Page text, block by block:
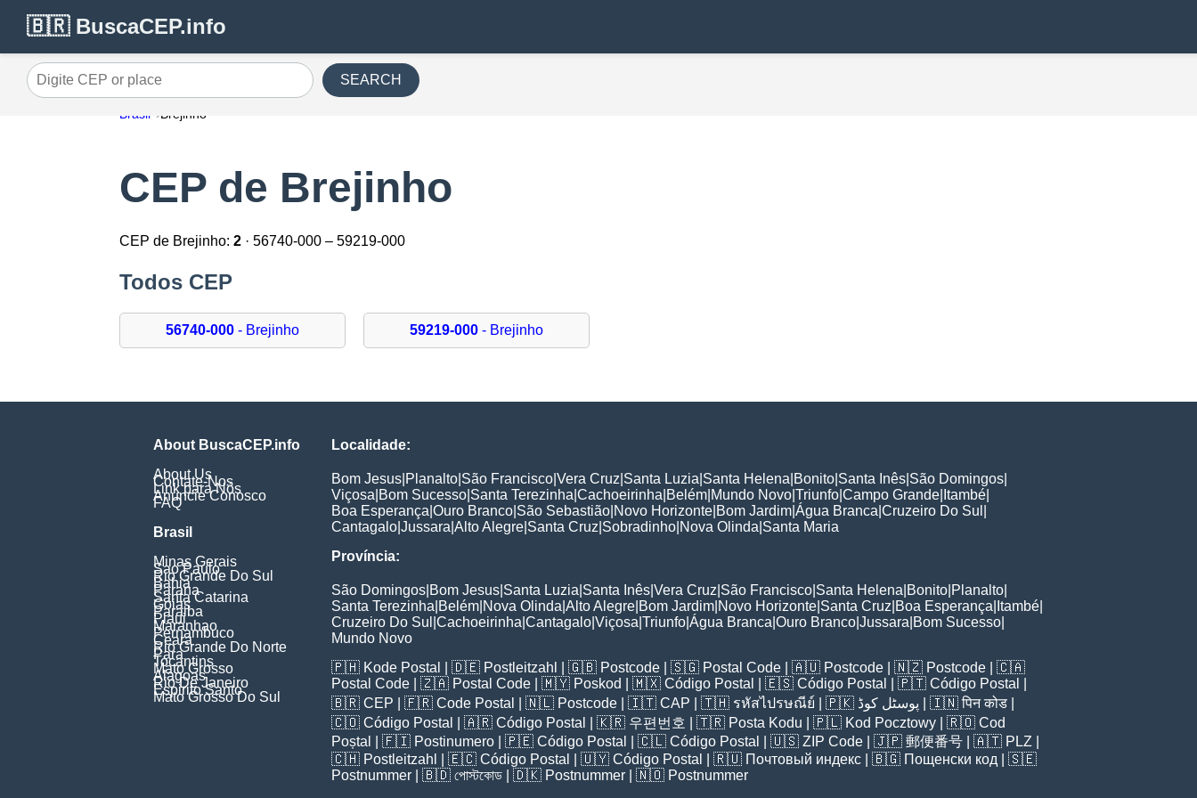
🇧🇷 BuscaCEP.info
Digite CEP or place SEARCH
Brasil Brejinho
CEP de Brejinho
CEP de Brejinho:2 · 56740-000 – 59219-000
Todos CEP
56740-000 - Brejinho 59219-000 - Brejinho
About BuscaCEP.info
About Us
Contate-Nos
Link para Nós
Anuncie Conosco
FAQ
Brasil
Minas Gerais
Sao Paulo
Rio Grande Do Sul
Bahia
Parana
Santa Catarina
Goias
Paraiba
Piaui
Maranhao
Pernambuco
Ceara
Rio Grande Do Norte
Para
Tocantins
Mato Grosso
Alagoas
Rio De Janeiro
Espirito Santo
Mato Grosso Do Sul
Localidade:
Bom Jesus Planalto São Francisco Vera Cruz Santa Luzia Santa Helena Bonito Santa Inês São Domingos
Viçosa Bom Sucesso Santa Terezinha Cachoeirinha Belém Mundo Novo Triunfo Campo Grande Itambé
Boa Esperança Ouro Branco São Sebastião Novo Horizonte Bom Jardim Água Branca Cruzeiro Do Sul
Cantagalo Jussara Alto Alegre Santa Cruz Sobradinho Nova Olinda Santa Maria
Província:
São Domingos Bom Jesus Santa Luzia Santa Inês Vera Cruz São Francisco Santa Helena Bonito Planalto
Santa Terezinha Belém Nova Olinda Alto Alegre Bom Jardim Novo Horizonte Santa Cruz Boa Esperança Itambé
Cruzeiro Do Sul Cachoeirinha Cantagalo Viçosa Triunfo Água Branca Ouro Branco Jussara Bom Sucesso
Mundo Novo
🇵🇭 Kode Postal | 🇩🇪 Postleitzahl | 🇬🇧 Postcode | 🇸🇬 Postal Code | 🇦🇺 Postcode | 🇳🇿 Postcode | 🇨🇦
Postal Code | 🇿🇦 Postal Code | 🇲🇾 Poskod | 🇲🇽 Código Postal | 🇪🇸 Código Postal | 🇵🇹 Código Postal
🇧🇷 CEP | 🇫🇷 Code Postal | 🇳🇱 Postcode | 🇮🇹 CAP | 🇹🇭 รหัสไปรษณีย์ | 🇵🇰 پوسٹل کوڈ | 🇮🇳पिन कोड
🇨🇴 Código Postal | 🇦🇷 Código Postal | 🇰🇷 우편번호 | 🇹🇷 Posta Kodu | 🇵🇱 Kod Pocztowy | 🇷🇴 Cod
Poștal
| 🇫🇮 Postinumero | 🇵🇪 Código Postal | 🇨🇱 Código Postal | 🇺🇸 ZIP Code | 🇯🇵 郵便番号 | 🇦🇹 PLZ
🇨🇭 Postleitzahl | 🇪🇨 Código Postal | 🇺🇾 Código Postal | 🇷🇺 Почтовый индекс | 🇧🇬 Пощенски код | 🇸🇪
Postnummer | 🇧🇩 পোস্টকোড | 🇩🇰 Postnummer | 🇳🇴 Postnummer